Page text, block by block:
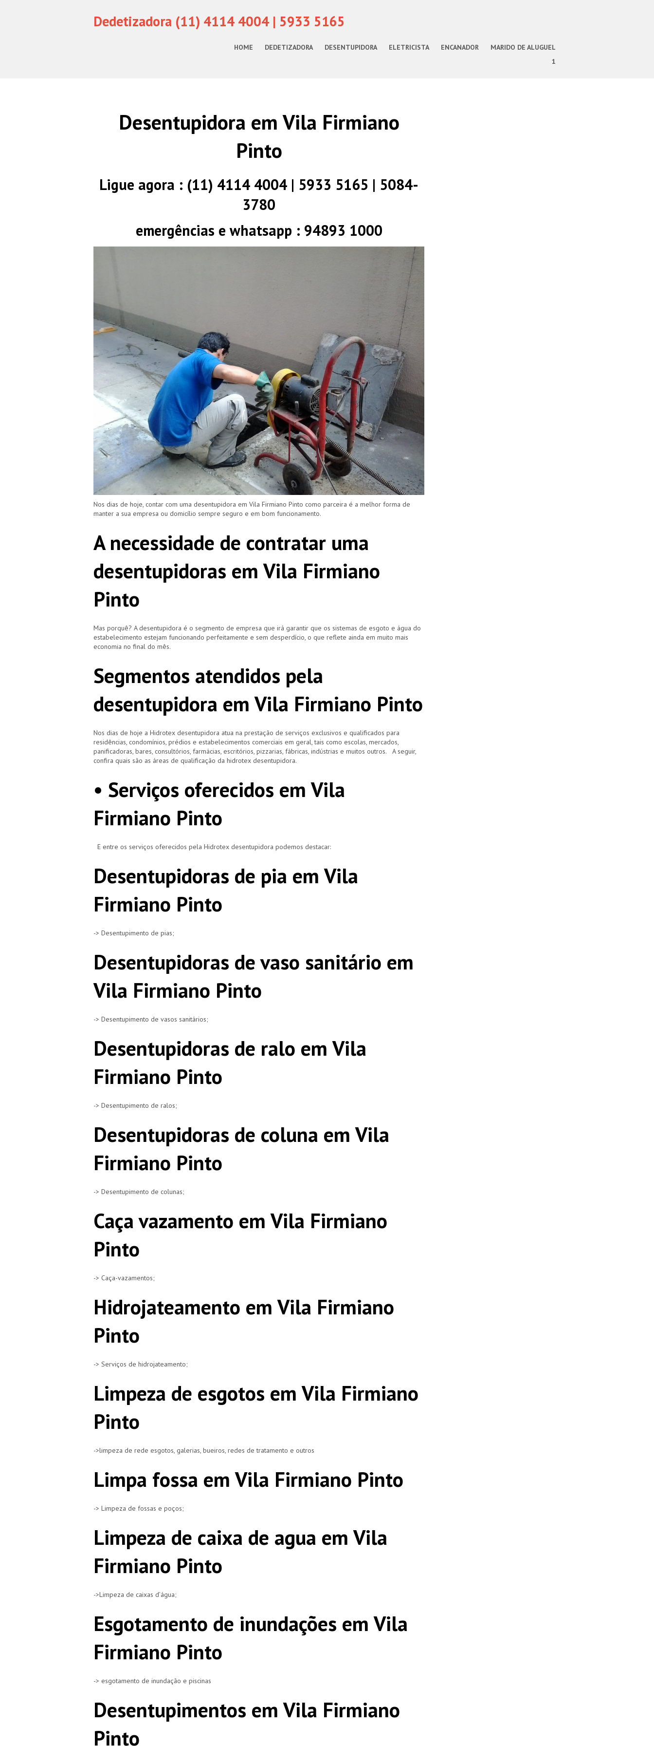
Dedetizadora (11) 4114 4004 | 5933 5165
HOME DEDETIZADORA DESENTUPIDORA ELETRICISTA ENCANADOR
MARIDO DE ALUGUEL
1
Desentupidora em Vila Firmiano
Pinto
Ligue agora : (11) 4114 4004 | 5933 5165 | 5084-
3780
emergências e whatsapp : 94893 1000
Nos dias de hoje, contar com uma desentupidora em Vila Firmiano Pinto como parceira é a melhor forma de
manter a sua empresa ou domicílio sempre seguro e em bom funcionamento.
A necessidade de contratar uma
desentupidoras em Vila Firmiano
Pinto
Mas porquê? A desentupidora é o segmento de empresa que irá garantir que os sistemas de esgoto e água do
estabelecimento estejam funcionando perfeitamente e sem desperdício, o que reflete ainda em muito mais
economia no final do mês.
Segmentos atendidos pela
desentupidora em Vila Firmiano Pinto
Nos dias de hoje a Hidrotex desentupidora atua na prestação de serviços exclusivos e qualificados para
residências, condomínios, prédios e estabelecimentos comerciais em geral, tais como escolas, mercados,
panificadoras, bares, consultórios, farmácias, escritórios, pizzarias, fábricas, indústrias e muitos outros. A seguir,
confira quais são as áreas de qualificação da hidrotex desentupidora.
• Serviços oferecidos em Vila
Firmiano Pinto
E entre os serviços oferecidos pela Hidrotex desentupidora podemos destacar:
Desentupidoras de pia em Vila
Firmiano Pinto
-> Desentupimento de pias;
Desentupidoras de vaso sanitário em
Vila Firmiano Pinto
-> Desentupimento de vasos sanitários;
Desentupidoras de ralo em Vila
Firmiano Pinto
-> Desentupimento de ralos;
Desentupidoras de coluna em Vila
Firmiano Pinto
-> Desentupimento de colunas;
Caça vazamento em Vila Firmiano
Pinto
-> Caça-vazamentos;
Hidrojateamento em Vila Firmiano
Pinto
-> Serviços de hidrojateamento;
Limpeza de esgotos em Vila Firmiano
Pinto
->limpeza de rede esgotos, galerias, bueiros, redes de tratamento e outros
Limpa fossa em Vila Firmiano Pinto
-> Limpeza de fossas e poços;
Limpeza de caixa de agua em Vila
Firmiano Pinto
->Limpeza de caixas d’água;
Esgotamento de inundações em Vila
Firmiano Pinto
-> esgotamento de inundação e piscinas
Desentupimentos em Vila Firmiano
Pinto